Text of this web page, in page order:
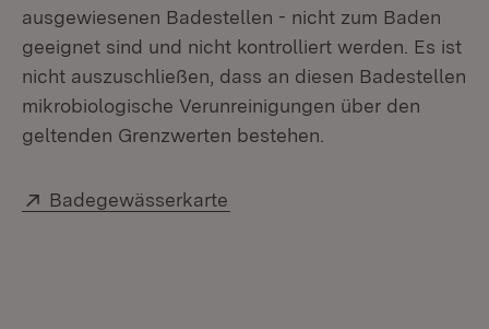
ausgewiesenen Badestellen - nicht zum Baden
geeignet sind und nicht kontrolliert werden. Es ist
nicht auszuschließen, dass an diesen Badestellen
mikrobiologische Verunreinigungen über den
geltenden Grenzwerten bestehen.
Extern:
Badegewässerkarte